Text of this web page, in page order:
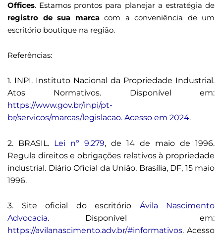
Offices. Estamos prontos para planejar a estratégia de
registro de sua marcacom a conveniência de um
escritório boutique na região.
Referências:
1. INPI. Instituto Nacional da Propriedade Industrial.
Atos Normativos. Disponível em:
https://www.gov.br/inpi/pt-
br/servicos/marcas/legislacao. Acesso em 2024.
2. BRASIL. Lei nº 9.279, de 14 de maio de 1996.
Regula direitos e obrigações relativos à propriedade
industrial. Diário Oficial da União, Brasília, DF, 15 maio
1996.
3. Site oficial do escritório Ávila Nascimento
Advocacia. Disponível em:
https://avilanascimento.adv.br/#informativos. Acesso